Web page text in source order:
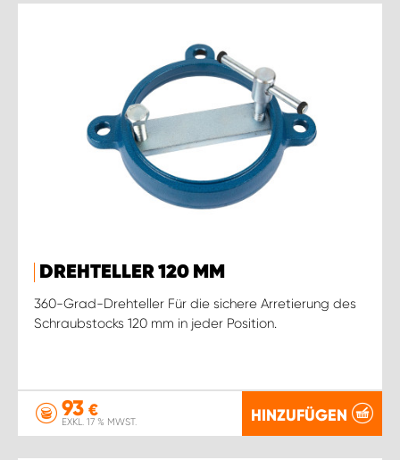
DREHTELLER 120 MM
360-Grad-Drehteller Für die sichere Arretierung des
Schraubstocks 120 mm in jeder Position.
93 €
EXKL. 17 % MWST. HINZUFÜGEN